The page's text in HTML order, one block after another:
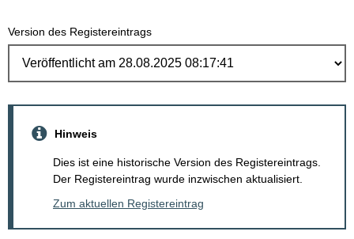
Version des Registereintrags
Hinweis
Dies ist eine historische Version des Registereintrags.
Der Registereintrag wurde inzwischen aktualisiert.
Zum aktuellen Registereintrag